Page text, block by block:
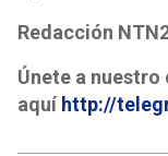
Redacción
Únete a
aquí http://